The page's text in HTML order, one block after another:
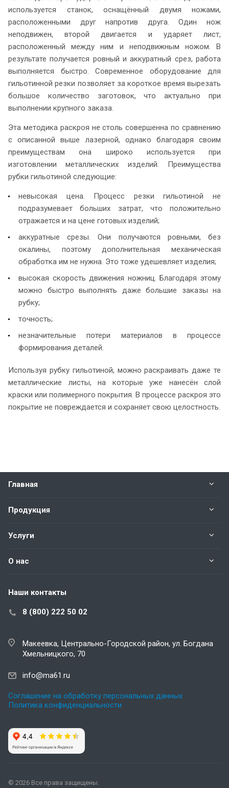
используется станок, оснащённый двумя ножами,
расположенными друг напротив друга. Один нож
неподвижен, второй двигается и ударяет лист,
расположенный между ним и неподвижным ножом. В
результате получается ровный и аккуратный срез, работа
выполняется быстро. Современное оборудование для
гильотинной резки позволяет за короткое время вырезать
большое количество заготовок, что актуально при
выполнении крупного заказа.
Эта методика раскроя не столь совершенна по сравнению
с описанной выше лазерной, однако благодаря своим
преимуществам она широко используется при
изготовлении металлических изделий. Преимущества
рубки гильотиной следующие:
невысокая цена. Процесс резки гильотиной не
подразумевает больших затрат, что положительно
отражается и на цене готовых изделий;
аккуратные срезы. Они получаются ровными, без
окалины, поэтому дополнительная механическая
обработка им не нужна. Это тоже удешевляет изделия;
высокая скорость движения ножниц. Благодаря этому
можно быстро выполнять даже большие заказы на
рубку;
точность;
незначительные потери материалов в процессе
формирования деталей.
Используя рубку гильотиной, можно раскраивать даже те
металлические листы, на которые уже нанесён слой
краски или полимерного покрытия. В процессе раскроя это
покрытие не повреждается и сохраняет свою целостность.
Главная
Продукция
Услуги
О нас
Наши контакты
8 (800) 222 50 02
Макеевка, Центрально-Городской район, ул. Богдана
Хмельницкого, 70
info@ma61.ru
Соглашение на обработку персональных данных
Политика конфиденциальности
© 2026 Все права защищены.